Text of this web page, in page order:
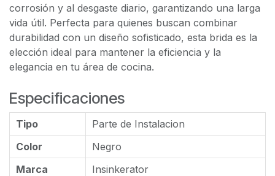
corrosión y al desgaste diario, garantizando una larga
vida útil. Perfecta para quienes buscan combinar
durabilidad con un diseño sofisticado, esta brida es la
elección ideal para mantener la eficiencia y la
elegancia en tu área de cocina.
Especificaciones
Tipo
Parte de Instalacion
Color
Negro
Marca
Insinkerator